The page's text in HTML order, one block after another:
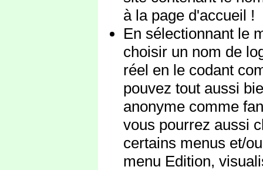
à la page d'accueil !
En sélectionnant le
choisir un nom de
réel en le codant
pouvez tout aussi
anonyme comme
vous pourrez aussi
certains menus et/
menu Edition,